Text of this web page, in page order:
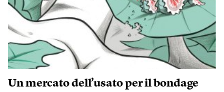
Un mercato dell’usato per il bondage